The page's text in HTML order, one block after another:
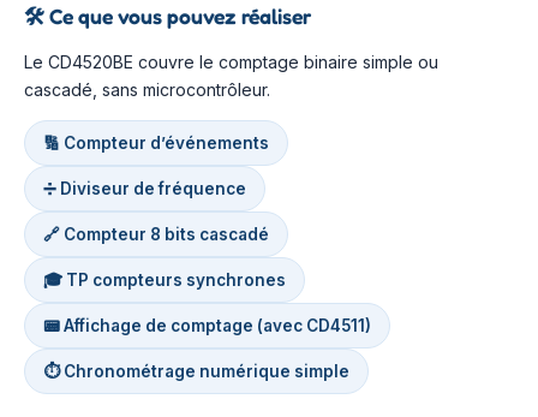
🛠️Ce que vous pouvez réaliser
Le CD4520BE couvre le comptage binaire simple ou
cascadé, sans microcontrôleur.
🔢 Compteur d’événements
➗ Diviseur de fréquence
🔗 Compteur 8 bits cascadé
🎓 TP compteurs synchrones
📟 Affichage de comptage (avec CD4511)
⏱️ Chronométrage numérique simple